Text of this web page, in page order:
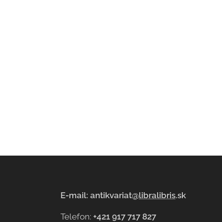
E-mail: antikvariat@libralibris.sk
Telefon: +421 917 717 827